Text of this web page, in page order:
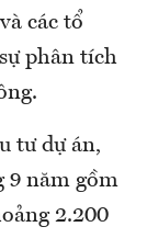
các tổ
phân tích
tư dự án,
9 năm gồm
2.200